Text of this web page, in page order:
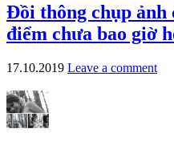
Đồi thông chụp
điểm chưa bao giờ
17.10.2019 Leave a comment